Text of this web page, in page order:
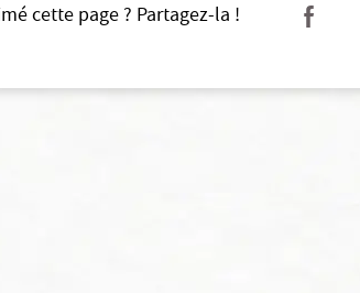
cette page ? Partagez-la !